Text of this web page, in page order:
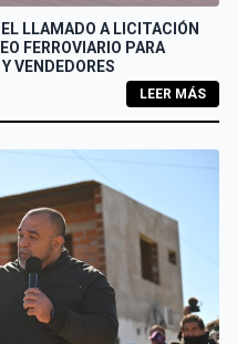
LLAMADO A LICITACIÓN
FERROVIARIO PARA
VENDEDORES
LEER MÁS